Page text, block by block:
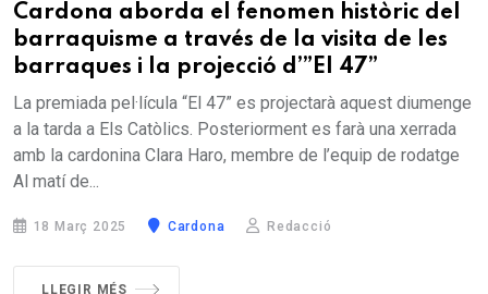
Cardona aborda el fenomen històric del
barraquisme a través de la visita de les
barraques i la projecció d’”El 47”
La premiada pel·lícula “El 47” es projectarà aquest diumenge
a la tarda a Els Catòlics. Posteriorment es farà una xerrada
amb la cardonina Clara Haro, membre de l’equip de rodatge
Al matí de...
18 Març 2025 Cardona Redacció
LLEGIR MÉS